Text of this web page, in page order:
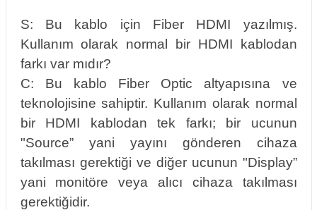
S: Bu kablo için Fiber HDMI yazılmış.
Kullanım olarak normal bir HDMI kablodan
farkı var mıdır?
C: Bu kablo Fiber Optic altyapısına ve
teknolojisine sahiptir. Kullanım olarak normal
bir HDMI kablodan tek farkı; bir ucunun
"Source” yani yayını gönderen cihaza
takılması gerektiği ve diğer ucunun "Display”
yani monitöre veya alıcı cihaza takılması
gerektiğidir.